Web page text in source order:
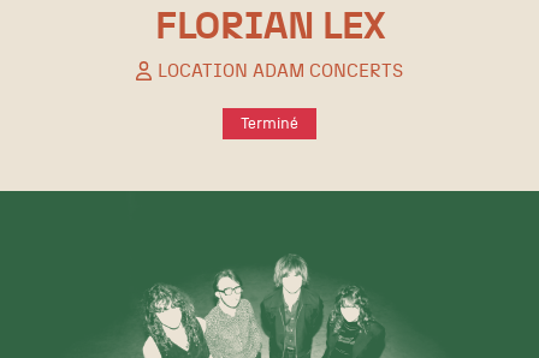
FLORIAN LEX
LOCATION ADAM CONCERTS
Terminé